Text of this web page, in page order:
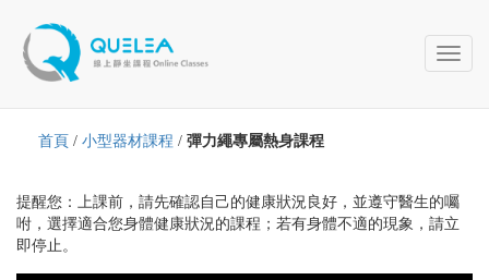
Toggle
首頁 / 小型器材課程 / 彈力繩專屬熱身課程
提醒您：上課前，請先確認自己的健康狀況良好，並遵守醫生的囑
咐，選擇適合您身體健康狀況的課程；若有身體不適的現象，請立
即停止。